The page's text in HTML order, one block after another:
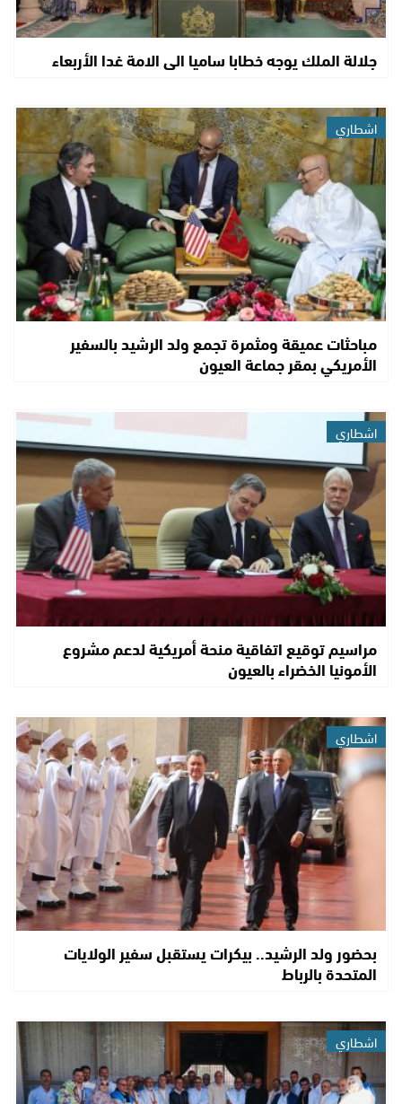
جلالة الملك يوجه خطابا ساميا الى الامة غدا الأربعاء
اشطاري
مباحثات عميقة ومثمرة تجمع ولد الرشيد بالسفير
الأمريكي بمقر جماعة العيون
اشطاري
مراسيم توقيع اتفاقية منحة أمريكية لدعم مشروع
الأمونيا الخضراء بالعيون
اشطاري
بحضور ولد الرشيد.. بيكرات يستقبل سفير الولايات
المتحدة بالرباط
اشطاري